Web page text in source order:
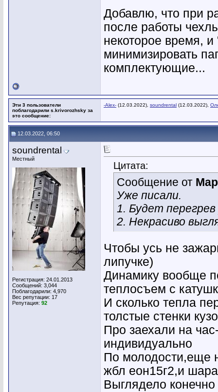
Добавлю, что при
после работы
некоторое время, и
минимизировать
комплектующие...
Эти 3 пользователи
поблагодарили s.krivorozhsky за
это сообщение:
-Alex- (12.03.2022), soundrental (12.03.2022),
12.03.2022, 06:50
soundrental
Местный
Регистрация: 24.01.2013
Сообщений: 3,044
Поблагодарили: 4,970
Вес репутации: 17
Репутация: 92
Цитата:
Сообщение от
Уже писали.
1. Будет
2. Некрасиво
Чтобы усь не
липучке)
Динамику вообще
теплосъем с
И сколько тепла
толстые стенки
Про заехали на
индивидуально
По молодости,еще
жбл еон15г2,и
Выглядело